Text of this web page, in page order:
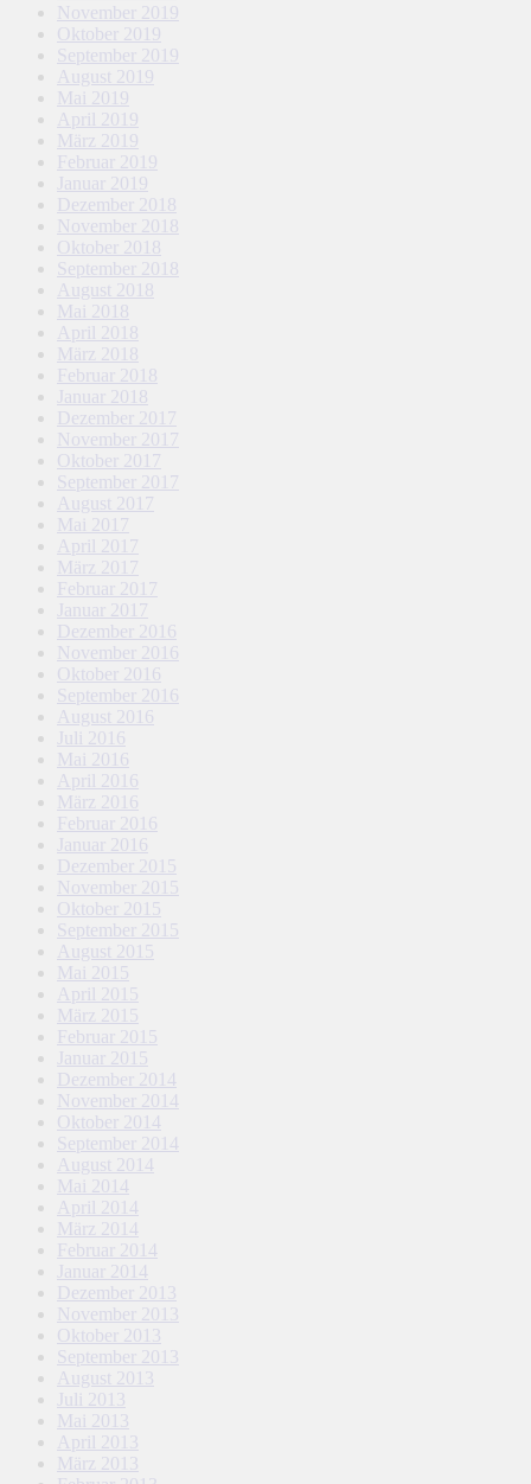
November 2019
Oktober 2019
September 2019
August 2019
Mai 2019
April 2019
März 2019
Februar 2019
Januar 2019
Dezember 2018
November 2018
Oktober 2018
September 2018
August 2018
Mai 2018
April 2018
März 2018
Februar 2018
Januar 2018
Dezember 2017
November 2017
Oktober 2017
September 2017
August 2017
Mai 2017
April 2017
März 2017
Februar 2017
Januar 2017
Dezember 2016
November 2016
Oktober 2016
September 2016
August 2016
Juli 2016
Mai 2016
April 2016
März 2016
Februar 2016
Januar 2016
Dezember 2015
November 2015
Oktober 2015
September 2015
August 2015
Mai 2015
April 2015
März 2015
Februar 2015
Januar 2015
Dezember 2014
November 2014
Oktober 2014
September 2014
August 2014
Mai 2014
April 2014
März 2014
Februar 2014
Januar 2014
Dezember 2013
November 2013
Oktober 2013
September 2013
August 2013
Juli 2013
Mai 2013
April 2013
März 2013